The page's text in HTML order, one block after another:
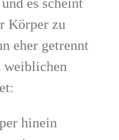
Körper zu
eher getrennt
weiblichen
hinein